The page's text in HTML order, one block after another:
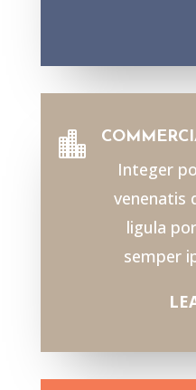

Integer
venenatis
ligula
semper